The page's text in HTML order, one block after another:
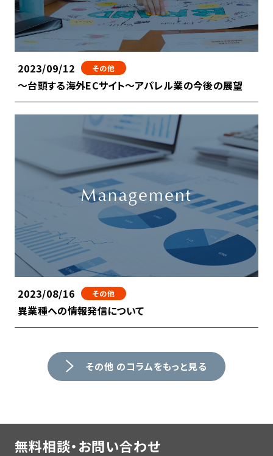
2023/09/12 その他
～台頭する海外ECサイト～アパレル業の今後の展望
2023/08/16 その他
異業種への情報発信について
その他 のコラムをもっと見る
無料相談・お問い合わせ